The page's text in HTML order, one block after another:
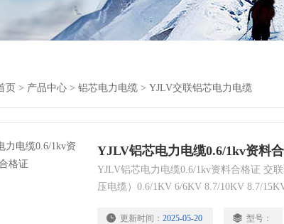
页 > 产品中心 > 铝芯电力电缆 > YJLV交联铝芯电力电缆
YJLV铝芯电力电缆0.6/1kv资料
YJLV铝芯电力电缆0.6/1kv资料合格证 交
压电缆）0.6/1KV 6/6KV 8.7/10KV 8.7/
更新时间： 2025-05-20 型号：